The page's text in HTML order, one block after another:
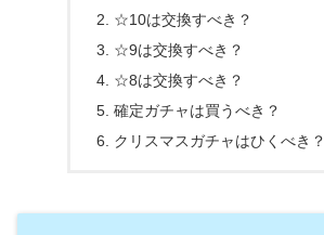
☆10は交換すべき？
☆9は交換すべき？
☆8は交換すべき？
確定ガチャは買うべき？
クリスマスガチャはひくべき？